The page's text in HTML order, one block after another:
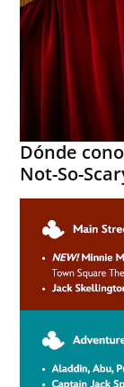
Dónde
Not-So-